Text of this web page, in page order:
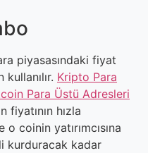
piyasasındaki fiyat
Kripto Para
Para Üstü Adresleri
fiyatının hızla
coinin yatırımcısına
kurduracak kadar